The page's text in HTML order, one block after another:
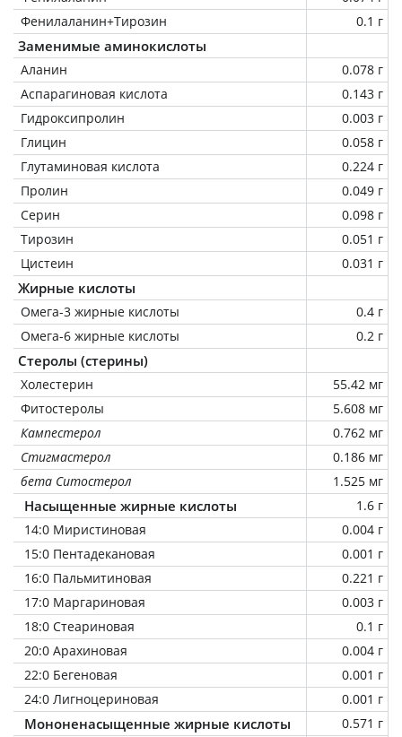
Фенилаланин+Тирозин
0.1 г
Заменимые аминокислоты
Аланин
0.078 г
Аспарагиновая кислота
0.143 г
Гидроксипролин
0.003 г
Глицин
0.058 г
Глутаминовая кислота
0.224 г
Пролин
0.049 г
Серин
0.098 г
Тирозин
0.051 г
Цистеин
0.031 г
Жирные кислоты
Омега-3 жирные кислоты
0.4 г
Омега-6 жирные кислоты
0.2 г
Стеролы (стерины)
Холестерин
55.42 мг
Фитостеролы
5.608 мг
Кампестерол
0.762 мг
Стигмастерол
0.186 мг
бета Ситостерол
1.525 мг
Насыщенные жирные кислоты
1.6 г
14:0 Миристиновая
0.004 г
15:0 Пентадекановая
0.001 г
16:0 Пальмитиновая
0.221 г
17:0 Маргариновая
0.003 г
18:0 Стеариновая
0.1 г
20:0 Арахиновая
0.004 г
22:0 Бегеновая
0.001 г
24:0 Лигноцериновая
0.001 г
Мононенасыщенные жирные кислоты
0.571 г